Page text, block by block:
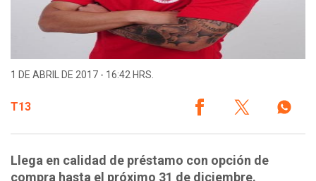
1 DE ABRIL DE 2017 - 16:42 HRS.
T13
Llega en calidad de préstamo con opción de
compra hasta el próximo 31 de diciembre.